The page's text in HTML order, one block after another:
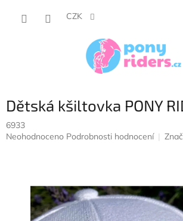
CZK
Dětská kšiltovka PONY
6933
Průměrné
hvězdiček.
Neohodnoceno Podrobnosti hodnocení